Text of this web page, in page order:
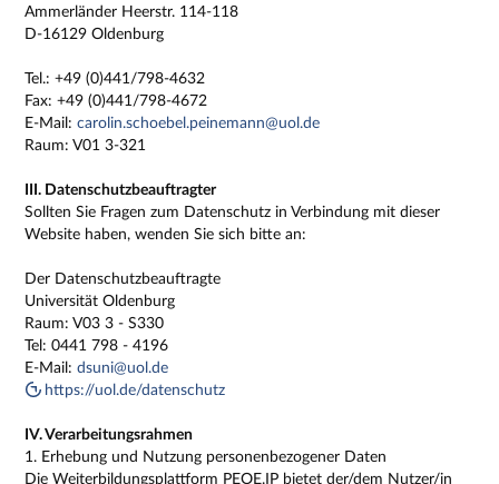
Ammerländer Heerstr. 114-118
D-16129 Oldenburg
Tel.: +49 (0)441/798-4632
Fax: +49 (0)441/798-4672
E-Mail:carolin.schoebel.peinemann@uol.de
Raum: V01 3-321
III. Datenschutzbeauftragter
Sollten Sie Fragen zum Datenschutz in Verbindung mit dieser
Website haben, wenden Sie sich bitte an:
Der Datenschutzbeauftragte
Universität Oldenburg
Raum: V03 3 - S330
Tel: 0441 798 - 4196
E-Mail:dsuni@uol.de
https://uol.de/datenschutz
IV. Verarbeitungsrahmen
1. Erhebung und Nutzung personenbezogener Daten
Die Weiterbildungsplattform PEOE.IP bietet der/dem Nutzer/in